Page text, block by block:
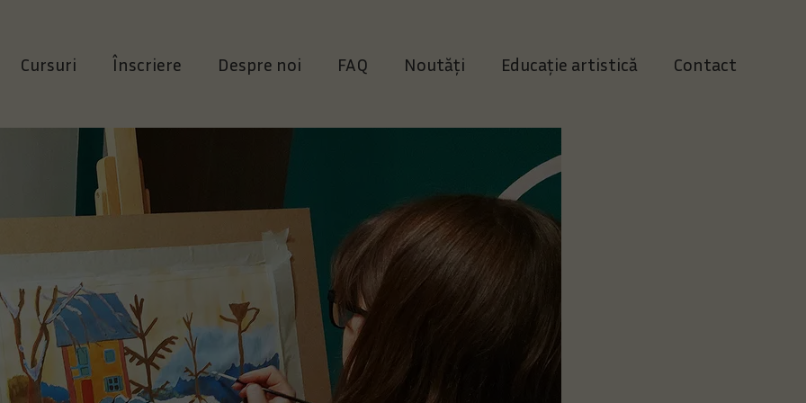
Cursuri Înscriere Despre noi FAQ Noutăți Educație artistică Contact